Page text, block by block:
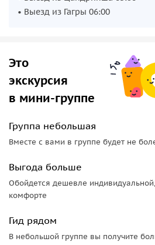
• Выезд из Гагры 06:00
Это
экскурсия
в мини-группе
Группа небольшая
Вместе с вами в группе будет не
Выгода больше
Обойдется дешевле
комфорте
Гид рядом
В небольшой группе вы получите